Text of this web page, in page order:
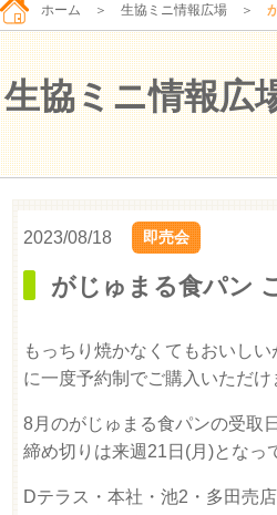
ホーム ＞ 生協ミニ情報広場 ＞
生協ミニ情報広
2023/08/18 即売会
がじゅまる食パン
もっちり焼かなくてもおいし
に一度予約制でご購入いただけ
8月のがじゅまる食パンの受取
締め切りは来週21日(月)となっ
Dテラス・本社・池2・多田売